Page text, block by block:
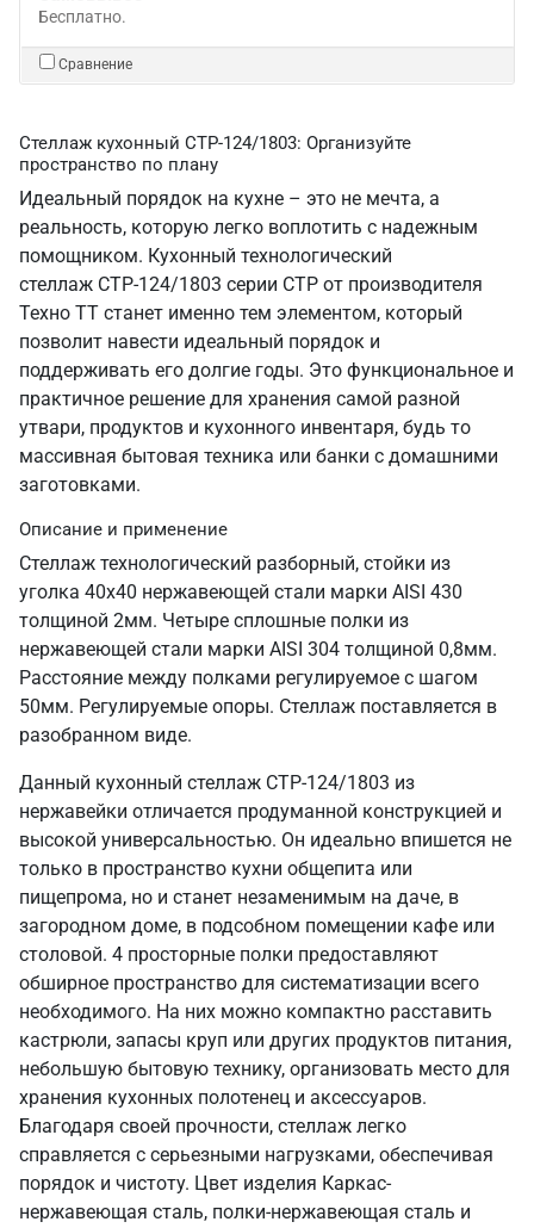
Бесплатно.
Сравнение
Стеллаж кухонный СТР-124/1803: Организуйте
пространство по плану
Идеальный порядок на кухне – это не мечта, а
реальность, которую легко воплотить с надежным
помощником. Кухонный технологический
стеллаж СТР-124/1803 серии СТР от производителя
Техно ТТ станет именно тем элементом, который
позволит навести идеальный порядок и
поддерживать его долгие годы. Это функциональное и
практичное решение для хранения самой разной
утвари, продуктов и кухонного инвентаря, будь то
массивная бытовая техника или банки с домашними
заготовками.
Описание и применение
Стеллаж технологический разборный, стойки из
уголка 40х40 нержавеющей стали марки AISI 430
толщиной 2мм. Четыре сплошные полки из
нержавеющей стали марки AISI 304 толщиной 0,8мм.
Расстояние между полками регулируемое с шагом
50мм. Регулируемые опоры. Стеллаж поставляется в
разобранном виде.
Данный кухонный стеллаж СТР-124/1803 из
нержавейки отличается продуманной конструкцией и
высокой универсальностью. Он идеально впишется не
только в пространство кухни общепита или
пищепрома, но и станет незаменимым на даче, в
загородном доме, в подсобном помещении кафе или
столовой. 4 просторные полки предоставляют
обширное пространство для систематизации всего
необходимого. На них можно компактно расставить
кастрюли, запасы круп или других продуктов питания,
небольшую бытовую технику, организовать место для
хранения кухонных полотенец и аксессуаров.
Благодаря своей прочности, стеллаж легко
справляется с серьезными нагрузками, обеспечивая
порядок и чистоту. Цвет изделия Каркас-
нержавеющая сталь, полки-нержавеющая сталь и